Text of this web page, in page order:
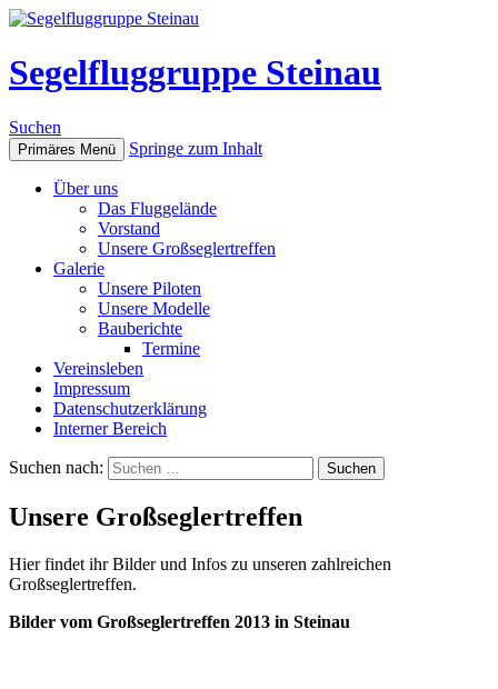
Segelfluggruppe Steinau
Suchen
Primäres Menü Springe zum Inhalt
Über uns
Das Fluggelände
Vorstand
Unsere Großseglertreffen
Galerie
Unsere Piloten
Unsere Modelle
Bauberichte
Termine
Vereinsleben
Impressum
Datenschutzerklärung
Interner Bereich
Suchen nach:
Unsere Großseglertreffen
Hier findet ihr Bilder und Infos zu unseren zahlreichen
Großseglertreffen.
Bilder vom Großseglertreffen 2013 in Steinau